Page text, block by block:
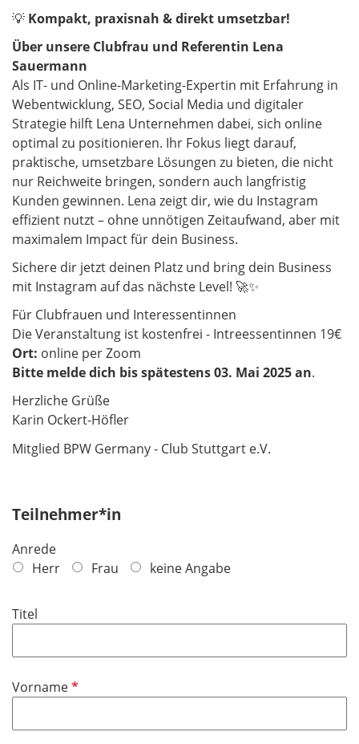
💡 Kompakt, praxisnah & direkt umsetzbar!
Über unsere Clubfrau und Referentin Lena
Sauermann
Als IT- und Online-Marketing-Expertin mit Erfahrung in
Webentwicklung, SEO, Social Media und digitaler
Strategie hilft Lena Unternehmen dabei, sich online
optimal zu positionieren. Ihr Fokus liegt darauf,
praktische, umsetzbare Lösungen zu bieten, die nicht
nur Reichweite bringen, sondern auch langfristig
Kunden gewinnen. Lena zeigt dir, wie du Instagram
effizient nutzt – ohne unnötigen Zeitaufwand, aber mit
maximalem Impact für dein Business.
Sichere dir jetzt deinen Platz und bring dein Business
mit Instagram auf das nächste Level! 🚀✨
Für Clubfrauen und Interessentinnen
Die Veranstaltung ist kostenfrei - Intreessentinnen 19€
Ort: online per Zoom
Bitte melde dich bis spätestens 03. Mai 2025 an.
Herzliche Grüße
Karin Ockert-Höfler
Mitglied BPW Germany - Club Stuttgart e.V.
Teilnehmer*in
Anrede
Herr
Frau keine Angabe
Titel
VornameP